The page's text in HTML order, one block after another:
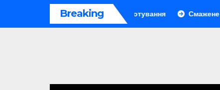
Breaking
рецепт і секрети приготування Смажене насіння